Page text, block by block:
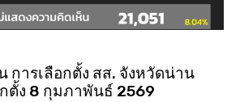
การเลือกตั้ง สส. จังหวัดน่าน
ตั้ง 8 กุมภาพันธ์ 2569